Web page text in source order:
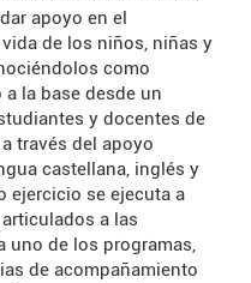
apoyo en el
de los niños, niñas y
como
la base desde un
y docentes de
través del apoyo
castellana, inglés y
ejercicio se ejecuta a
a las
uno de los programas,
de acompañamiento